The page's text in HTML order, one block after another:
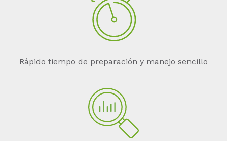
Rápido tiempo de preparación y manejo sencillo